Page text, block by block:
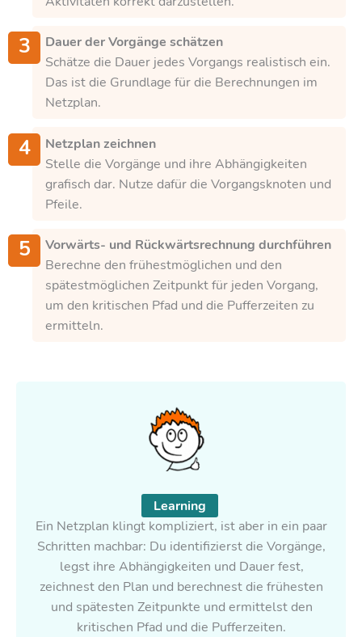
Dauer der Vorgänge schätzen
Schätze die Dauer jedes Vorgangs realistisch ein.
Das ist die Grundlage für die Berechnungen im
Netzplan.
Netzplan zeichnen
Stelle die Vorgänge und ihre Abhängigkeiten
grafisch dar. Nutze dafür die Vorgangsknoten und
Pfeile.
Vorwärts- und Rückwärtsrechnung durchführen
Berechne den frühestmöglichen und den
spätestmöglichen Zeitpunkt für jeden Vorgang,
um den kritischen Pfad und die Pufferzeiten zu
ermitteln.
Learning
Ein Netzplan klingt kompliziert, ist aber in ein paar
Schritten machbar: Du identifizierst die Vorgänge,
legst ihre Abhängigkeiten und Dauer fest,
zeichnest den Plan und berechnest die frühesten
und spätesten Zeitpunkte und ermittelst den
kritischen Pfad und die Pufferzeiten.